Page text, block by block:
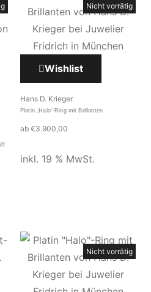
Nicht vorrätig
Wishlist
Hans D. Krieger
Platin „Halo“-Ring mit Brillanten
ab €3.900,00
inkl. 19 % MwSt.
Nicht vorrätig